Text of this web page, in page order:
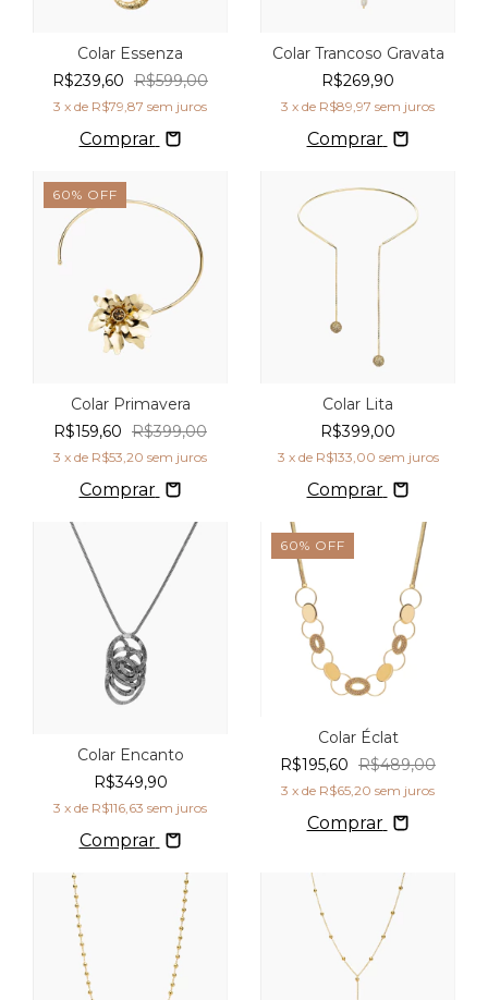
Colar Essenza
R$239,60 R$599,00
3 x de R$79,87 sem juros
Comprar
Colar Trancoso Gravata
R$269,90
3 x de R$89,97 sem juros
Comprar
60% OFF
Colar Primavera
R$159,60 R$399,00
3 x de R$53,20 sem juros
Comprar
Colar Lita
R$399,00
3 x de R$133,00 sem juros
Comprar
Colar Encanto
R$349,90
3 x de R$116,63 sem juros
Comprar
60% OFF
Colar Éclat
R$195,60 R$489,00
3 x de R$65,20 sem juros
Comprar